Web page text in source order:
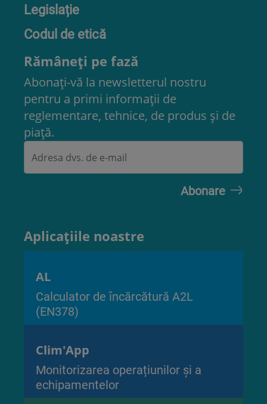
Legislație
Codul de etică
Rămâneți pe fază
Abonați-vă la newsletterul nostru
pentru a primi informații de
reglementare, tehnice, de produs și de
piață.
Aplicațiile noastre
AL
Calculator de încărcătură A2L
(EN378)
Clim'App
Monitorizarea operațiunilor și a
echipamentelor